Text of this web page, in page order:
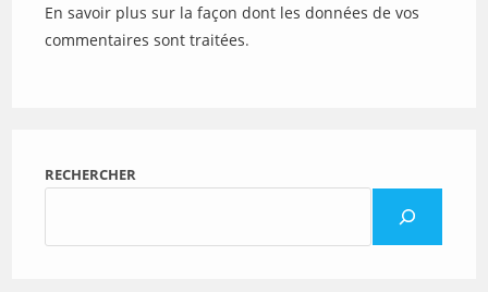
En savoir plus sur la façon dont les données de vos
commentaires sont traitées.
RECHERCHER